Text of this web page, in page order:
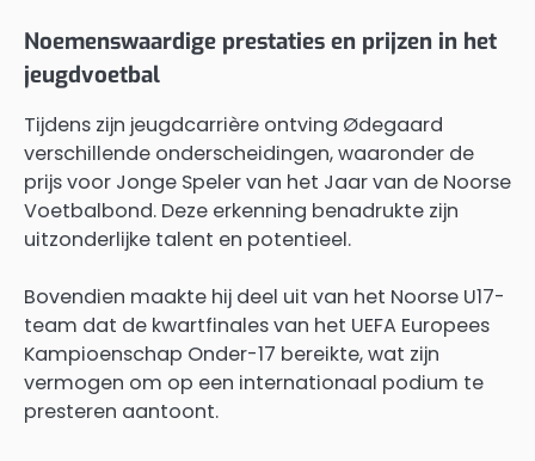
Noemenswaardige prestaties en prijzen in het
jeugdvoetbal
Tijdens zijn jeugdcarrière ontving Ødegaard
verschillende onderscheidingen, waaronder de
prijs voor Jonge Speler van het Jaar van de Noorse
Voetbalbond. Deze erkenning benadrukte zijn
uitzonderlijke talent en potentieel.
Bovendien maakte hij deel uit van het Noorse U17-
team dat de kwartfinales van het UEFA Europees
Kampioenschap Onder-17 bereikte, wat zijn
vermogen om op een internationaal podium te
presteren aantoont.